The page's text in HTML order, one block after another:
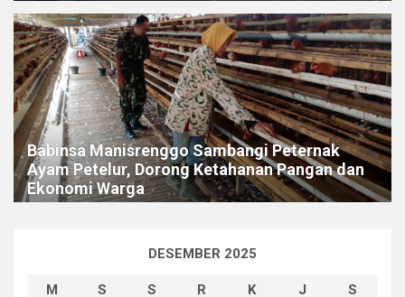
Babinsa Manisrenggo Sambangi Peternak
Ayam Petelur, Dorong Ketahanan Pangan dan
Ekonomi Warga
DESEMBER 2025
M S S R K J
S